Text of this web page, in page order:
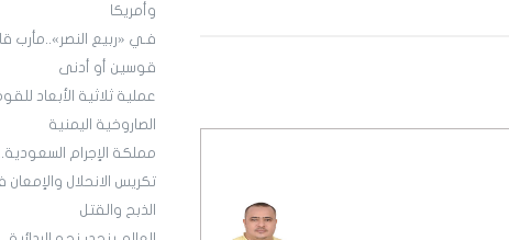
وأمريكا
فـي «ربيع النصر»..مأرب
قوسين أو أدنى
عملية ثلاثية الأبعاد
الصاروخية اليمنية
مملكة الإجرام
تكريس الانحلال
الذبح والقتل